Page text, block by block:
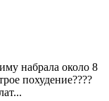
набрала около 8
похудение????